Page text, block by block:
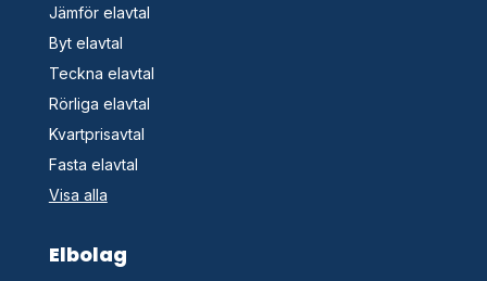
Jämför elavtal
Byt elavtal
Teckna elavtal
Rörliga elavtal
Kvartprisavtal
Fasta elavtal
Visa alla
Elbolag